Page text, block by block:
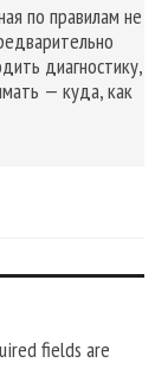
по правилам не
диагностику,
— куда, как
fields are